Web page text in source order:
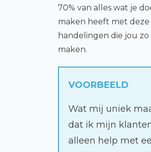
70% van alles wat je
maken heeft met deze
handelingen die jou
maken.
VOORBEELD
Wat mij uniek
dat ik mijn
alleen help met